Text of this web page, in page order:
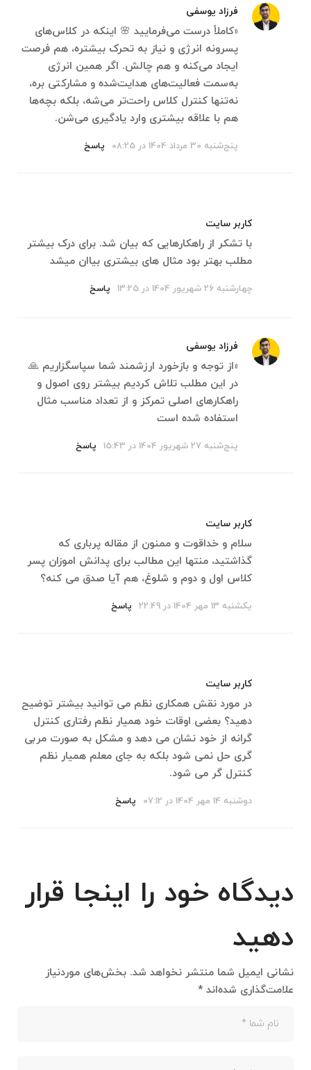
فرزاد یوسفی
«کاملاً درست می‌فرمایید 🌸 اینکه در کلاس‌های
پسرونه انرژی و نیاز به تحرک بیشتره، هم فرصت
ایجاد می‌کنه و هم چالش. اگر همین انرژی
به‌سمت فعالیت‌های هدایت‌شده و مشارکتی بره،
نه‌تنها کنترل کلاس راحت‌تر می‌شه، بلکه بچه‌ها
هم با علاقه بیشتری وارد یادگیری می‌شن.
پنج‌شنبه 30 مرداد 1404 در 08:25 پاسخ
کاربر سایت
با تشکر از راهکارهایی که بیان شد. برای درک بیشتر
مطلب بهتر بود مثال های بیشتری بیاان میشد
چهارشنبه 26 شهریور 1404 در 13:25 پاسخ
فرزاد یوسفی
«از توجه و بازخورد ارزشمند شما سپاسگزاریم 🙏
در این مطلب تلاش کردیم بیشتر روی اصول و
راهکارهای اصلی تمرکز و از تعداد مناسب مثال
استفاده شده است
پنج‌شنبه 27 شهریور 1404 در 15:43 پاسخ
کاربر سایت
سلام و خداقوت و ممنون از مقاله پرباری که
گذاشتید، منتها این مطالب برای پدانش اموزان پسر
کلاس اول و دوم و شلوغ، هم آیا صدق می کنه؟
یکشنبه 13 مهر 1404 در 22:49 پاسخ
کاربر سایت
در مورد نقش همکاری نظم می توانید بیشتر توضیح
دهید؟ بعضی اوقات خود همیار نظم رفتاری کنترل
گرانه از خود نشان می دهد و مشکل به صورت مربی
گری حل نمی شود بلکه به جای معلم همیار نظم
کنترل گر می شود.
دوشنبه 14 مهر 1404 در 07:12 پاسخ
دیدگاه خود را اینجا قرار
دهید
نشانی ایمیل شما منتشر نخواهد شد. بخش‌های موردنیاز
علامت‌گذاری شده‌اند *